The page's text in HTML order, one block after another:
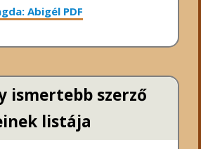
Abigél PDF
ismertebb szerző
listája